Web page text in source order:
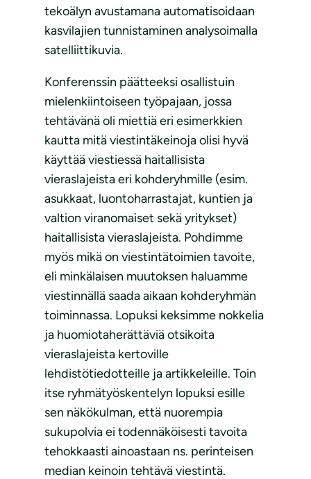
tekoälyn avustamana automatisoidaan
kasvilajien tunnistaminen analysoimalla
satelliittikuvia.
Konferenssin päätteeksi osallistuin
mielenkiintoiseen työpajaan, jossa
tehtävänä oli miettiä eri esimerkkien
kautta mitä viestintäkeinoja olisi hyvä
käyttää viestiessä haitallisista
vieraslajeista eri kohderyhmille (esim.
asukkaat, luontoharrastajat, kuntien ja
valtion viranomaiset sekä yritykset)
haitallisista vieraslajeista. Pohdimme
myös mikä on viestintätoimien tavoite,
eli minkälaisen muutoksen haluamme
viestinnällä saada aikaan kohderyhmän
toiminnassa. Lopuksi keksimme nokkelia
ja huomiotaherättäviä otsikoita
vieraslajeista kertoville
lehdistötiedotteille ja artikkeleille. Toin
itse ryhmätyöskentelyn lopuksi esille
sen näkökulman, että nuorempia
sukupolvia ei todennäköisesti tavoita
tehokkaasti ainoastaan ns. perinteisen
median keinoin tehtävä viestintä.